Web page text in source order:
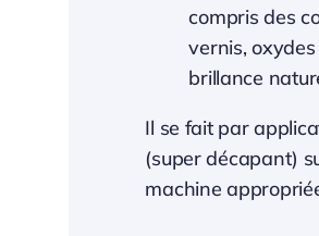
compris des
vernis,
brillance
Il se fait par
(super décapant)
machine